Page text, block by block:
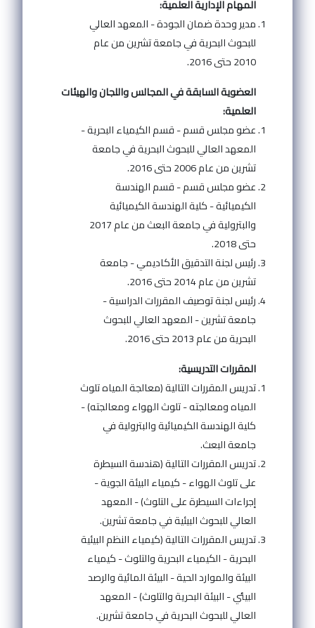
المهام الإدارية العلمية:
مدير وحدة ضمان الجودة - المعهد العالي
للبحوث البحرية في جامعة تشرين من عام
2010 حتى 2016.
العضوية السابقة في المجالس واللجان والهيئات
العلمية:
عضو مجلس قسم - قسم الكيمياء البحرية -
المعهد العالي للبحوث البحرية في جامعة
تشرين من عام 2006 حتى 2016.
عضو مجلس قسم - قسم الهندسة
الكيميائية - كلية الهندسة الكيميائية
والبترولية في جامعة البعث من عام 2017
حتى 2018.
رئيس لجنة التدقيق الأكاديمي - جامعة
تشرين من عام 2014 حتى 2016.
رئيس لجنة توصيف المقررات الدراسية -
جامعة تشرين - المعهد العالي للبحوث
البحرية من عام 2013 حتى 2016.
المقررات التدريسية:
تدريس المقررات التالية (معالجة المياه تلوث
المياه ومعالجته - تلوث الهواء ومعالجته) -
كلية الهندسة الكيميائية والبترولية في
جامعة البعث.
تدريس المقررات التالية (هندسة السيطرة
على تلوث الهواء - كيمياء البيئة الجوية -
إجراءات السيطرة على التلوث) - المعهد
العالي للبحوث البيئية في جامعة تشرين.
تدريس المقررات التالية (كيمياء النظم البيئية
البحرية - الكيمياء البحرية والتلوث - كيمياء
البيئة والموارد الحية - البيئة المائية والرصد
البيئي - البيئة البحرية والتلوث) - المعهد
العالي للبحوث البحرية في جامعة تشرين.